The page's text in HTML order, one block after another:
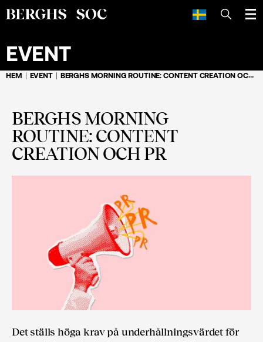
SÖK
EVENT
HEM EVENT BERGHS MORNING ROUTINE: CONTENT CREATION OCH PR
BERGHS MORNING
ROUTINE: CONTENT
CREATION OCH PR
Det ställs höga krav på underhållningsvärdet för